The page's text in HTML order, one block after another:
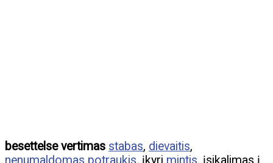
besettelse vertimas stabas, dievaitis,
nenumaldomas potraukis, įkyri mintis, įsikalimas į